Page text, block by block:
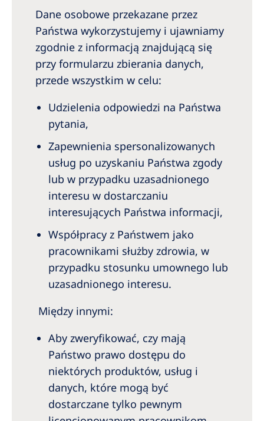
Dane osobowe przekazane przez
Państwa wykorzystujemy i ujawniamy
zgodnie z informacją znajdującą się
przy formularzu zbierania danych,
przede wszystkim w celu:
Udzielenia odpowiedzi na Państwa
pytania,
Zapewnienia spersonalizowanych
usług po uzyskaniu Państwa zgody
lub w przypadku uzasadnionego
interesu w dostarczaniu
interesujących Państwa informacji,
Współpracy z Państwem jako
pracownikami służby zdrowia, w
przypadku stosunku umownego lub
uzasadnionego interesu.
Między innymi:
Aby zweryfikować, czy mają
Państwo prawo dostępu do
niektórych produktów, usług i
danych, które mogą być
dostarczane tylko pewnym